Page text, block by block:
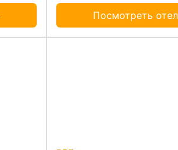
Посмотреть